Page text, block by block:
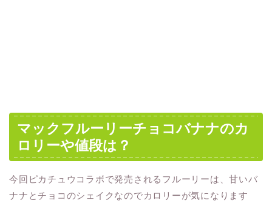
マックフルーリーチョコバナナのカ
ロリーや値段は？
今回ピカチュウコラボで発売されるフルーリーは、甘いバ
ナナとチョコのシェイクなのでカロリーが気になります